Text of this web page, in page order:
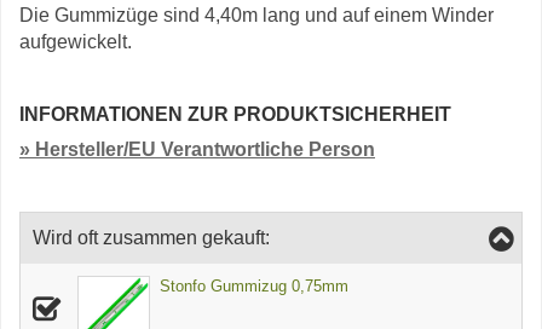
Die Gummizüge sind 4,40m lang und auf einem Winder
aufgewickelt.
INFORMATIONEN ZUR PRODUKTSICHERHEIT
» Hersteller/EU Verantwortliche Person
Wird oft zusammen gekauft:
Stonfo Gummizug 0,75mm